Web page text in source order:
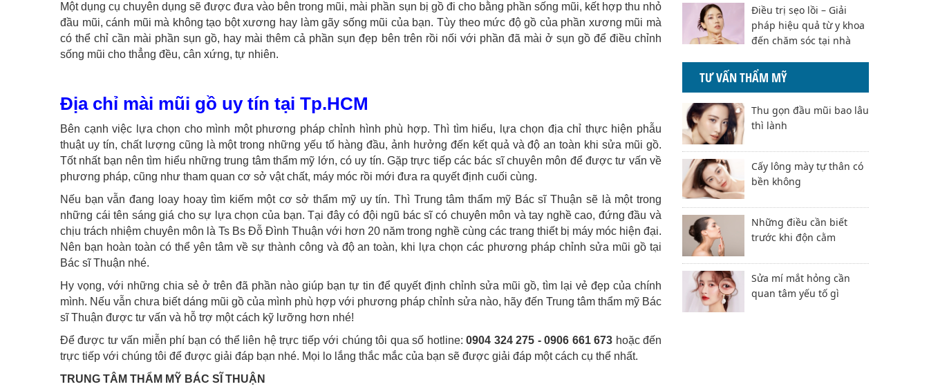
Một dụng cụ chuyên dụng sẽ được đưa vào bên trong mũi, mài phần sụn bị gồ đi cho bằng phần sống mũi, kết hợp thu nhỏ
đầu mũi, cánh mũi mà không tạo bột xương hay làm gãy sống mũi của bạn. Tùy theo mức độ gồ của phần xương mũi mà
có thể chỉ cần mài phần sụn gồ, hay mài thêm cả phần sụn đẹp bên trên rồi nối với phần đã mài ở sụn gồ để điều chỉnh
sống mũi cho thẳng đều, cân xứng, tự nhiên.
Địa chỉ mài mũi gồ uy tín tại Tp.HCM
Bên cạnh việc lựa chọn cho mình một phương pháp chỉnh hình phù hợp. Thì tìm hiểu, lựa chọn địa chỉ thực hiện phẫu
thuật uy tín, chất lượng cũng là một trong những yếu tố hàng đầu, ảnh hưởng đến kết quả và độ an toàn khi sửa mũi gồ.
Tốt nhất bạn nên tìm hiểu những trung tâm thẩm mỹ lớn, có uy tín. Gặp trực tiếp các bác sĩ chuyên môn để được tư vấn về
phương pháp, cũng như tham quan cơ sở vật chất, máy móc rồi mới đưa ra quyết định cuối cùng.
Nếu bạn vẫn đang loay hoay tìm kiếm một cơ sở thẩm mỹ uy tín. Thì Trung tâm thẩm mỹ Bác sĩ Thuận sẽ là một trong
những cái tên sáng giá cho sự lựa chọn của bạn. Tại đây có đội ngũ bác sĩ có chuyên môn và tay nghề cao, đứng đầu và
chịu trách nhiệm chuyên môn là Ts Bs Đỗ Đình Thuận với hơn 20 năm trong nghề cùng các trang thiết bị máy móc hiện đại.
Nên bạn hoàn toàn có thể yên tâm về sự thành công và độ an toàn, khi lựa chọn các phương pháp chỉnh sửa mũi gồ tại
Bác sĩ Thuận nhé.
Hy vọng, với những chia sẻ ở trên đã phần nào giúp bạn tự tin để quyết định chỉnh sửa mũi gồ, tìm lại vẻ đẹp của chính
mình. Nếu vẫn chưa biết dáng mũi gồ của mình phù hợp với phương pháp chỉnh sửa nào, hãy đến Trung tâm thẩm mỹ Bác
sĩ Thuận được tư vấn và hỗ trợ một cách kỹ lưỡng hơn nhé!
Để được tư vấn miễn phí bạn có thể liên hệ trực tiếp với chúng tôi qua số hotline:0904 324 275 - 0906 661 673 hoặc đến
trực tiếp với chúng tôi để được giải đáp bạn nhé. Mọi lo lắng thắc mắc của bạn sẽ được giải đáp một cách cụ thể nhất.
TRUNG TÂM THẨM MỸ BÁC SĨ THUẬN
Điều trị sẹo lồi – Giải
pháp hiệu quả từ y khoa
đến chăm sóc tại nhà
TƯ VẤN THẨM MỸ
Thu gọn đầu mũi bao lâu
thì lành
Cấy lông mày tự thân có
bền không
Những điều cần biết
trước khi độn cằm
Sửa mí mắt hỏng cần
quan tâm yếu tố gì